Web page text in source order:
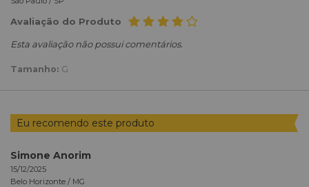
Avaliação do Produto
Esta avaliação não possui comentários.
Tamanho: G
Eu recomendo este produto
Simone Anorim
15/12/2025
Belo Horizonte / MG